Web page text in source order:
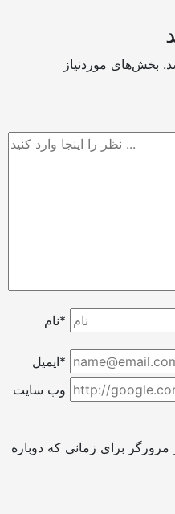
بخش‌های موردنیاز
نام*
ایمیل*
وب سایت
برای زمانی که دوباره